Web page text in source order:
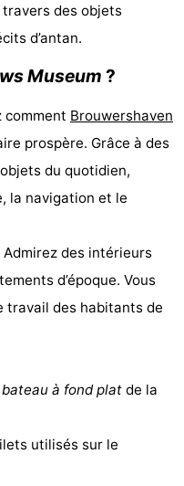
des objets
d’antan.
Museum ?
comment Brouwershaven
prospère. Grâce à des
du quotidien,
la navigation et le
Admirez des intérieurs
d’époque. Vous
travail des habitants de
bateau à fond plat de la
utilisés sur le